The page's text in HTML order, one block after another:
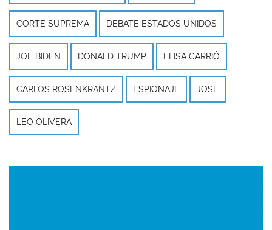
CORTE SUPREMA DEBATE ESTADOS UNIDOS
JOE BIDEN DONALD TRUMP ELISA CARRIÓ
CARLOS ROSENKRANTZ ESPIONAJE JOSÉ
LEO OLIVERA